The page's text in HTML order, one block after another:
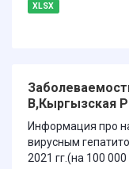
XLSX
В,Кыргызская
Информация про
вирусным
2021 гг.(на 100